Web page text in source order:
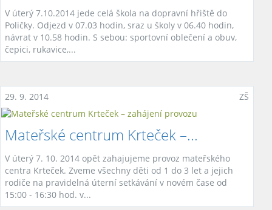
V úterý 7.10.2014 jede celá škola na dopravní hřiště do
Poličky. Odjezd v 07.03 hodin, sraz u školy v 06.40 hodin,
návrat v 10.58 hodin. S sebou: sportovní oblečení a obuv,
čepici, rukavice,...
29. 9. 2014 ZŠ
Mateřské centrum Krteček –...
V úterý 7. 10. 2014 opět zahajujeme provoz mateřského
centra Krteček. Zveme všechny děti od 1 do 3 let a jejich
rodiče na pravidelná úterní setkávání v novém čase od
15:00 - 16:30 hod. v...